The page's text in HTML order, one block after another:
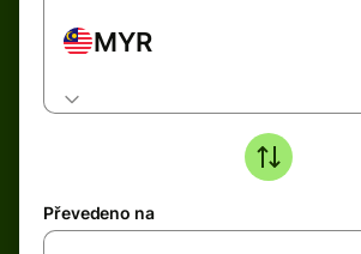
MYR
Převedeno na